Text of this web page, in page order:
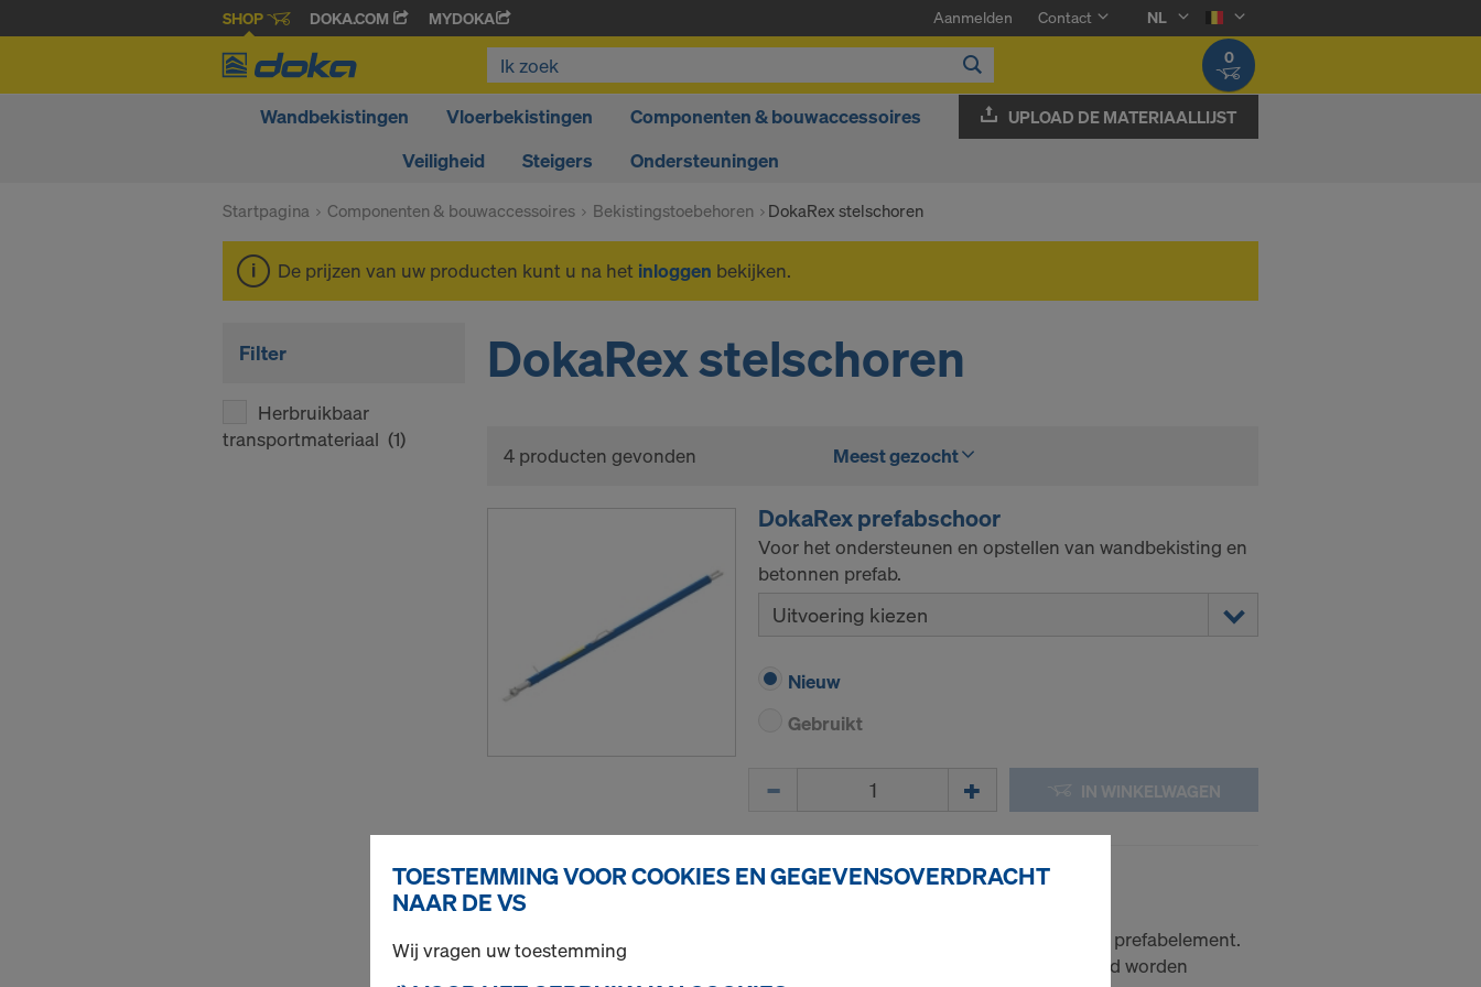
SHOP DOKA.COM MYDOKA Aanmelden Contact
NL
0
Wandbekistingen Vloerbekistingen
Componenten & bouwaccessoires
Veiligheid
Steigers Ondersteuningen
UPLOAD DE MATERIAALLIJST
Startpagina Componenten & bouwaccessoires Bekistingstoebehoren DokaRex stelschoren
De prijzen van uw producten kunt u na het inloggen bekijken.
Filter
Herbruikbaar
transportmateriaal (1)
DokaRex stelschoren
4 producten gevonden Meest gezocht
DokaRex prefabschoor
Voor het ondersteunen en opstellen van wandbekisting en
betonnen prefab.
Uitvoering kiezen
Nieuw
Gebruikt
IN WINKELWAGEN
DokaRex inklikschoorkop M20
Wordt voorgemonteerd aan het betonnen prefabelement.
De DokaRex stelschoor kan vanaf de grond worden
TOESTEMMING VOOR COOKIES EN GEGEVENSOVERDRACHT
NAAR DE VS
Wij vragen uw toestemming